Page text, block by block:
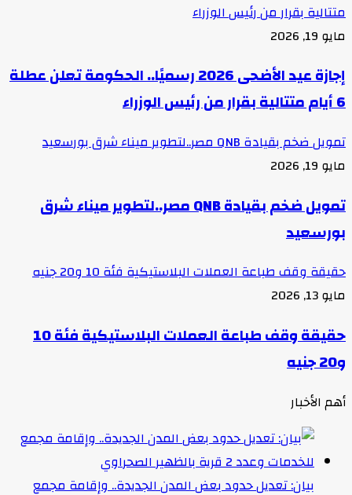
متتالية بقرار من رئيس الوزراء
مايو 19, 2026
إجازة عيد الأضحى 2026 رسميًا.. الحكومة تعلن عطلة
6 أيام متتالية بقرار من رئيس الوزراء
تمويل ضخم بقيادة QNB مصر..لتطوير ميناء شرق بورسعيد
مايو 19, 2026
تمويل ضخم بقيادة QNB مصر..لتطوير ميناء شرق
بورسعيد
حقيقة وقف طباعة العملات البلاستيكية فئة 10 و20 جنيه
مايو 13, 2026
حقيقة وقف طباعة العملات البلاستيكية فئة 10
و20 جنيه
أهم الأخبار
بيان: تعديل حدود بعض المدن الجديدة.. وإقامة مجمع